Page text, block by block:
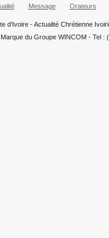
Message Orateurs
d'Ivoire - Actualité Chrétienne
du Groupe WINCOM - Tel :